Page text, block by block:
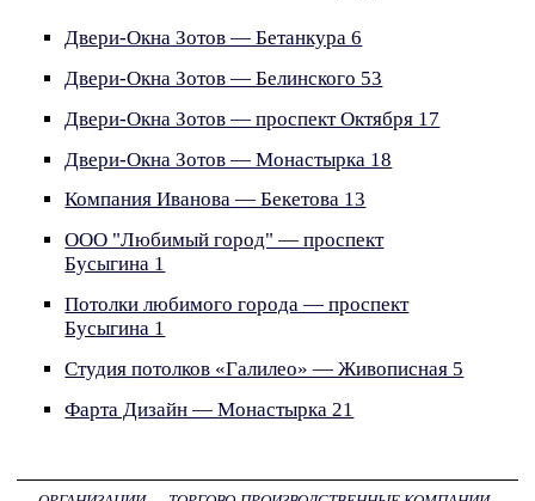
Двери-Окна Зотов — Бетанкура 6
Двери-Окна Зотов — Белинского 53
Двери-Окна Зотов — проспект Октября 17
Двери-Окна Зотов — Монастырка 18
Компания Иванова — Бекетова 13
ООО "Любимый город" — проспект
Бусыгина 1
Потолки любимого города — проспект
Бусыгина 1
Студия потолков «Галилео» — Живописная 5
Фарта Дизайн — Монастырка 21